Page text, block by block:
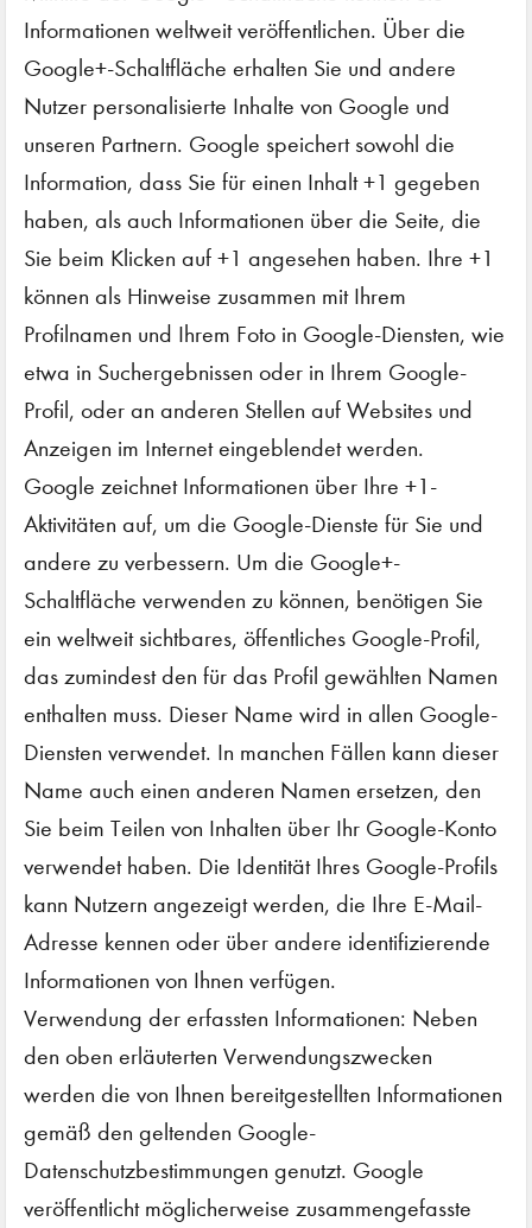
Informationen weltweit veröffentlichen. Über die
Google+-Schaltfläche erhalten Sie und andere
Nutzer personalisierte Inhalte von Google und
unseren Partnern. Google speichert sowohl die
Information, dass Sie für einen Inhalt +1 gegeben
haben, als auch Informationen über die Seite, die
Sie beim Klicken auf +1 angesehen haben. Ihre +1
können als Hinweise zusammen mit Ihrem
Profilnamen und Ihrem Foto in Google-Diensten, wie
etwa in Suchergebnissen oder in Ihrem Google-
Profil, oder an anderen Stellen auf Websites und
Anzeigen im Internet eingeblendet werden.
Google zeichnet Informationen über Ihre +1-
Aktivitäten auf, um die Google-Dienste für Sie und
andere zu verbessern. Um die Google+-
Schaltfläche verwenden zu können, benötigen Sie
ein weltweit sichtbares, öffentliches Google-Profil,
das zumindest den für das Profil gewählten Namen
enthalten muss. Dieser Name wird in allen Google-
Diensten verwendet. In manchen Fällen kann dieser
Name auch einen anderen Namen ersetzen, den
Sie beim Teilen von Inhalten über Ihr Google-Konto
verwendet haben. Die Identität Ihres Google-Profils
kann Nutzern angezeigt werden, die Ihre E-Mail-
Adresse kennen oder über andere identifizierende
Informationen von Ihnen verfügen.
Verwendung der erfassten Informationen: Neben
den oben erläuterten Verwendungszwecken
werden die von Ihnen bereitgestellten Informationen
gemäß den geltenden Google-
Datenschutzbestimmungen genutzt. Google
veröffentlicht möglicherweise zusammengefasste